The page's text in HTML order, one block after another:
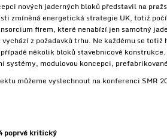
nových jaderných bloků představil na
zmíněná energetická strategie UK, totiž
firem, které nenabízí jen samotný
z požadavků trhu. Ne každému se
několik bloků stavebnicové
systémy, modulovou koncepci,
můžeme vyslechnout na konferenci SMR
poprvé kritický